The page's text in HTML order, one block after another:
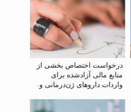
درخواست اختصاص بخشی از
منابع مالی آزادشده برای
واردات داروهای ژن‌درمانی و